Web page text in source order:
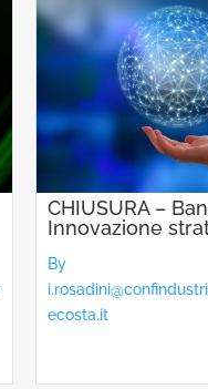
CHIUSURA –
Innovazione
By
ecosta.it